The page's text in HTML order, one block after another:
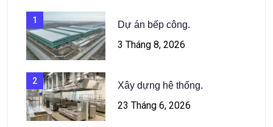
1 Dự án bếp công.
3 Tháng 8, 2026
2 Xây dựng hệ thống.
23 Tháng 6, 2026